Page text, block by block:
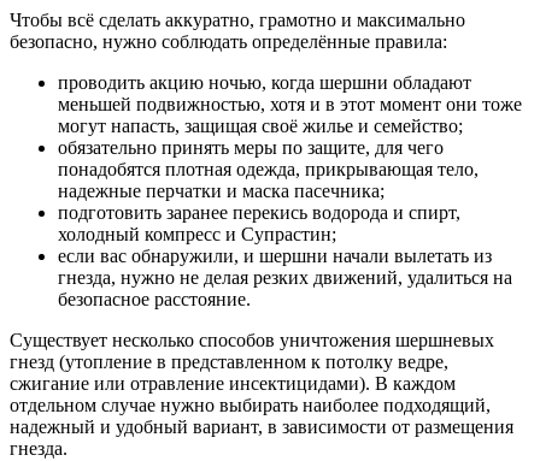
Чтобы всё сделать аккуратно, грамотно и максимально
безопасно, нужно соблюдать определённые правила:
проводить акцию ночью, когда шершни обладают
меньшей подвижностью, хотя и в этот момент они тоже
могут напасть, защищая своё жилье и семейство;
обязательно принять меры по защите, для чего
понадобятся плотная одежда, прикрывающая тело,
надежные перчатки и маска пасечника;
подготовить заранее перекись водорода и спирт,
холодный компресс и Супрастин;
если вас обнаружили, и шершни начали вылетать из
гнезда, нужно не делая резких движений, удалиться на
безопасное расстояние.
Существует несколько способов уничтожения шершневых
гнезд (утопление в представленном к потолку ведре,
сжигание или отравление инсектицидами). В каждом
отдельном случае нужно выбирать наиболее подходящий,
надежный и удобный вариант, в зависимости от размещения
гнезда.